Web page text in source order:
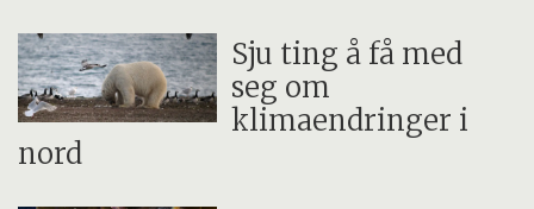
Sju ting å få med
seg om
klimaendringer i
nord